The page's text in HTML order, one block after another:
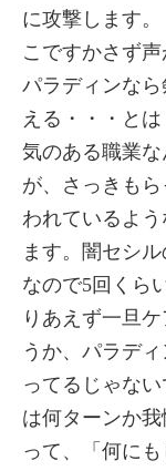
に攻撃します
こですかさず
パラディンな
える・・・と
気のある職業
が、さっきも
われているよ
ます。闇セシ
なので5回くら
りあえず一旦
うか、パラデ
ってるじゃな
は何ターンか
って、「何に